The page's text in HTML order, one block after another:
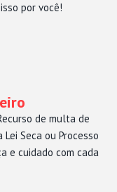
por você!
de multa de
Seca ou Processo
e cuidado com cada